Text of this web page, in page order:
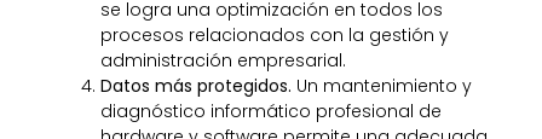
se logra una optimización en todos los
procesos relacionados con la gestión y
administración empresarial.
Datos más protegidos. Un mantenimiento y
diagnóstico informático profesional de